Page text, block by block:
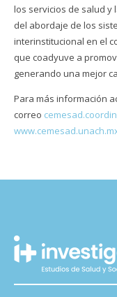
los servicios de salud y
del abordaje de los
interinstitucional en el
que coadyuve a
generando una mejor
Para más información
correo